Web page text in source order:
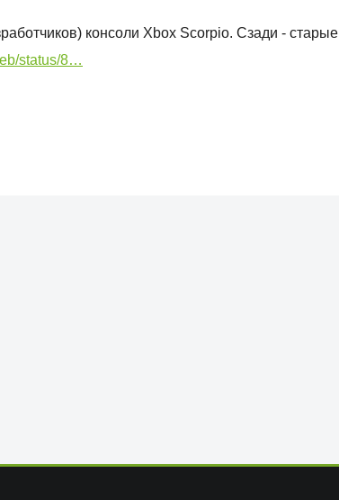
консоли Xbox Scorpio. Сзади - старые
status/8…